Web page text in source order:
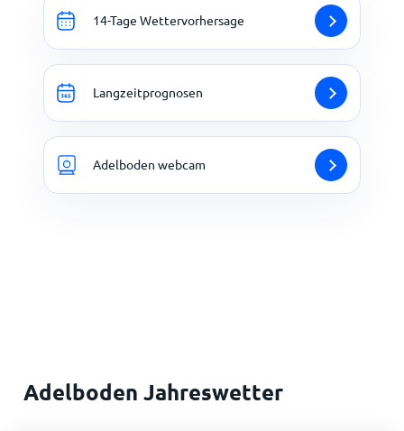
14-Tage Wettervorhersage
Langzeitprognosen
Adelboden webcam
Adelboden Jahreswetter